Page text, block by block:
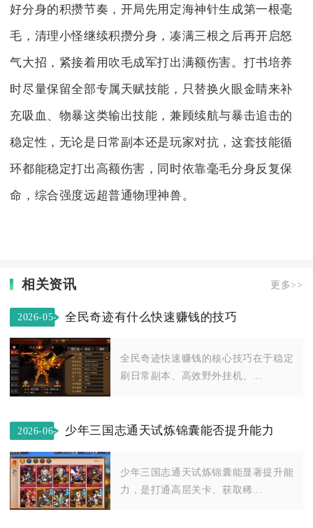
好分身的积攒节奏，开局先用定海神针生成第一根毫
毛，清理小怪继续积攒分身，凑满三根之后再开启怒
气大招，紧接着用吹毛成军打出满额伤害。打书培养
时尽量保留全部专属天赋技能，只替换火眼金睛来补
充吸血、物暴这类输出技能，兼顾续航与暴击追击的
稳定性，无论是日常副本还是玩家对抗，这套技能循
环都能稳定打出高额伤害，同时依靠毫毛分身反复保
命，综合强度远超普通物理神兽。
相关资讯 更多>>
2026-05-
02
全民奇迹有什么快速赚钱的技巧
全民奇迹快速赚钱的核心技巧在于稳定
刷日常副本、高效野外挂机、...
2026-06-
少年三国志通天试炼锦囊能否提升能力
少年三国志通天试炼锦囊能显著提升能
力，是打通高层关卡、获取稀...